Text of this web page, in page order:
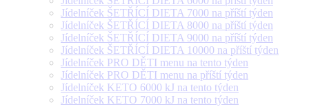
Jídelníček ŠETŘÍCÍ DIETA 7000 na příští týden
Jídelníček ŠETŘÍCÍ DIETA 8000 na příští týden
Jídelníček ŠETŘÍCÍ DIETA 9000 na příští týden
Jídelníček ŠETŘÍCÍ DIETA 10000 na příští týden
Jídelníček PRO DĚTI menu na tento týden
Jídelníček PRO DĚTI menu na příští týden
Jídelníček KETO 6000 kJ na tento týden
Jídelníček KETO 7000 kJ na tento týden